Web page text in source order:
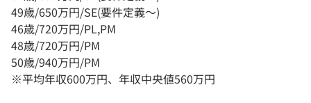
49歳/650万円/SE(要件定義～)
46歳/720万円/PL,PM
48歳/720万円/PM
50歳/940万円/PM
※平均年収600万円、年収中央値560万円